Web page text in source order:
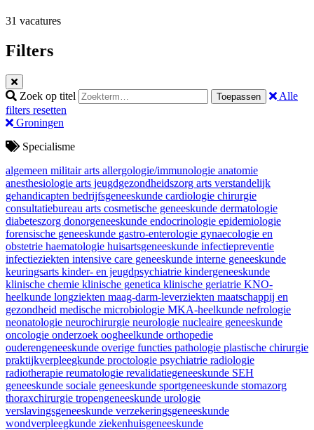
31 vacatures
Filters
Zoek op titel Toepassen
Alle
filters resetten
Groningen
Specialisme
algemeen militair arts allergologie/immunologie anatomie
anesthesiologie arts jeugdgezondheidszorg arts verstandelijk
gehandicapten bedrijfsgeneeskunde cardiologie chirurgie
consultatiebureau arts cosmetische geneeskunde dermatologie
diabeteszorg donorgeneeskunde endocrinologie epidemiologie
forensische geneeskunde gastro-enterologie gynaecologie en
obstetrie haematologie huisartsgeneeskunde infectiepreventie
infectieziekten intensive care geneeskunde interne geneeskunde
keuringsarts kinder- en jeugdpsychiatrie kindergeneeskunde
klinische chemie klinische genetica klinische geriatrie KNO-
heelkunde longziekten maag-darm-leverziekten maatschappij en
gezondheid medische microbiologie MKA-heelkunde nefrologie
neonatologie neurochirurgie neurologie nucleaire geneeskunde
oncologie onderzoek oogheelkunde orthopedie
ouderengeneeskunde overige functies pathologie plastische chirurgie
praktijkverpleegkunde proctologie psychiatrie radiologie
radiotherapie reumatologie revalidatiegeneeskunde SEH
geneeskunde sociale geneeskunde sportgeneeskunde stomazorg
thoraxchirurgie tropengeneeskunde urologie
verslavingsgeneeskunde verzekeringsgeneeskunde
wondverpleegkunde ziekenhuisgeneeskunde